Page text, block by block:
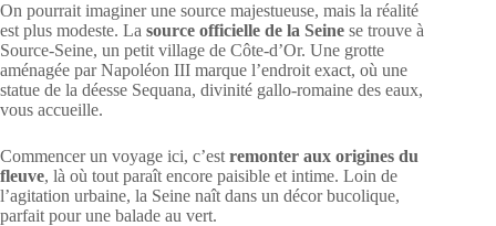
On pourrait imaginer une source majestueuse, mais la réalité
est plus modeste. La source officielle de la Seine se trouve à
Source-Seine, un petit village de Côte-d’Or. Une grotte
aménagée par Napoléon III marque l’endroit exact, où une
statue de la déesse Sequana, divinité gallo-romaine des eaux,
vous accueille.
Commencer un voyage ici, c’est remonter aux origines du
fleuve, là où tout paraît encore paisible et intime. Loin de
l’agitation urbaine, la Seine naît dans un décor bucolique,
parfait pour une balade au vert.